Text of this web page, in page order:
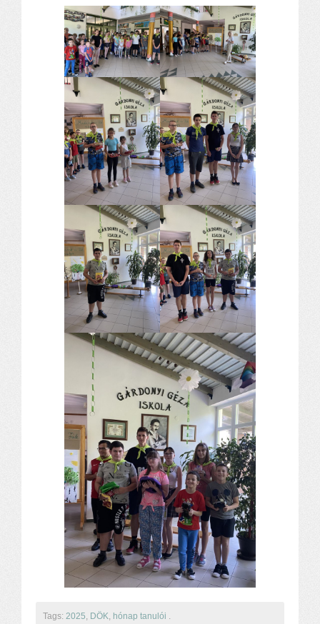
Tájékoztatás
Állásajánlatok
Tags: 2025, DÖK, hónap tanulói .